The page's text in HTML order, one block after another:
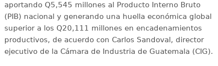
aportando Q5,545 millones al Producto Interno Bruto
(PIB) nacional y generando una huella económica global
superior a los Q20,111 millones en encadenamientos
productivos, de acuerdo con Carlos Sandoval, director
ejecutivo de la Cámara de Industria de Guatemala (CIG).